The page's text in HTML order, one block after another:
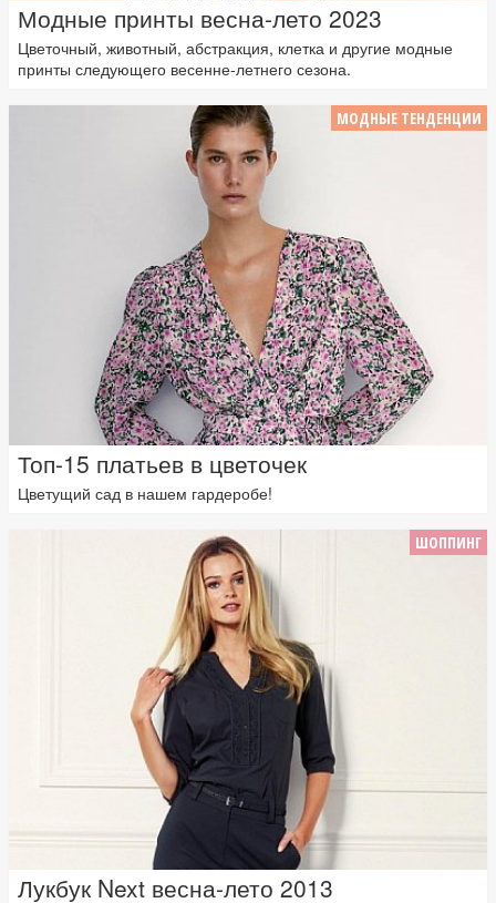
Модные принты весна-лето 2023
Цветочный, животный, абстракция, клетка и другие модные
принты следующего весенне-летнего сезона.
МОДНЫЕ ТЕНДЕНЦИИ
Топ-15 платьев в цветочек
Цветущий сад в нашем гардеробе!
ШОППИНГ
Лукбук Next весна-лето 2013